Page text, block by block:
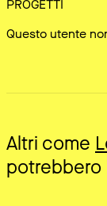
PROGETTI
Questo utente
Altri come
potrebbero